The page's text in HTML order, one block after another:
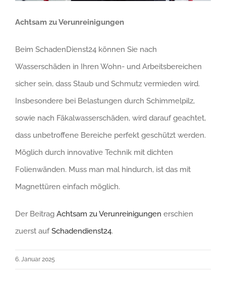
Achtsam zu Verunreinigungen
Beim SchadenDienst24 können Sie nach
Wasserschäden in Ihren Wohn- und Arbeitsbereichen
sicher sein, dass Staub und Schmutz vermieden wird.
Insbesondere bei Belastungen durch Schimmelpilz,
sowie nach Fäkalwasserschäden, wird darauf geachtet,
dass unbetroffene Bereiche perfekt geschützt werden.
Möglich durch innovative Technik mit dichten
Folienwänden. Muss man mal hindurch, ist das mit
Magnettüren einfach möglich.
Der Beitrag Achtsam zu Verunreinigungen erschien
zuerst aufSchadendienst24.
6. Januar 2025